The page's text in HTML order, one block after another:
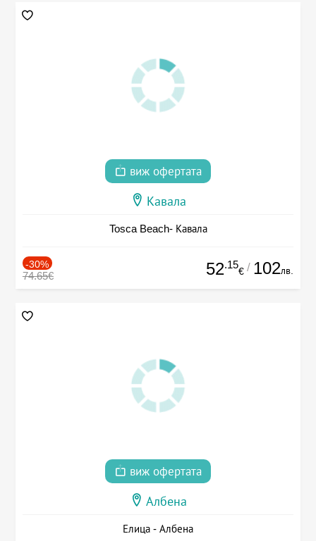
виж офертата
Кавала
Tosca Beach- Кавала
-30%
74.65€ 52.15
€ / 102лв.
виж офертата
Албена
Елица - Албена